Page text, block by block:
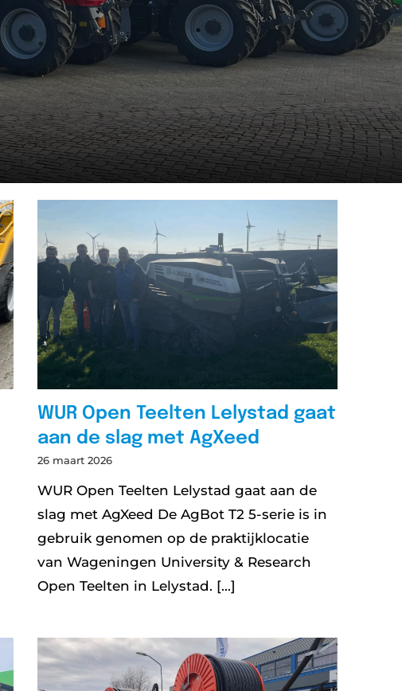
WUR Open Teelten Lelystad gaat
aan de slag met AgXeed
26 maart 2026
WUR Open Teelten Lelystad gaat aan de
slag met AgXeed De AgBot T2 5-serie is in
gebruik genomen op de praktijklocatie
van Wageningen University & Research
Open Teelten in Lelystad. [...]